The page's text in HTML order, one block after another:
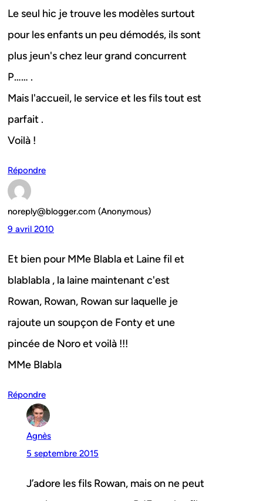
Le seul hic je trouve les modèles surtout
pour les enfants un peu démodés, ils sont
plus jeun's chez leur grand concurrent
P…… .
Mais l'accueil, le service et les fils tout est
parfait .
Voilà !
Répondre
noreply@blogger.com (Anonymous)
9 avril 2010
Et bien pour MMe Blabla et Laine fil et
blablabla , la laine maintenant c'est
Rowan, Rowan, Rowan sur laquelle je
rajoute un soupçon de Fonty et une
pincée de Noro et voilà !!!
MMe Blabla
Répondre
Agnès
5 septembre 2015
J’adore les fils Rowan, mais on ne peut